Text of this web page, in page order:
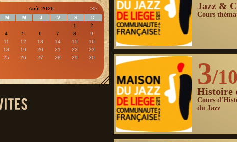
Août 2026 >>
M M J V S D
1
2
4 5 6 7 8
9
11 12 13 14 15
16
18 19 20 21 22
23
25 26 27 28 29
30
Jazz &
Cours
3/10
Histoire
Cours
du Jazz